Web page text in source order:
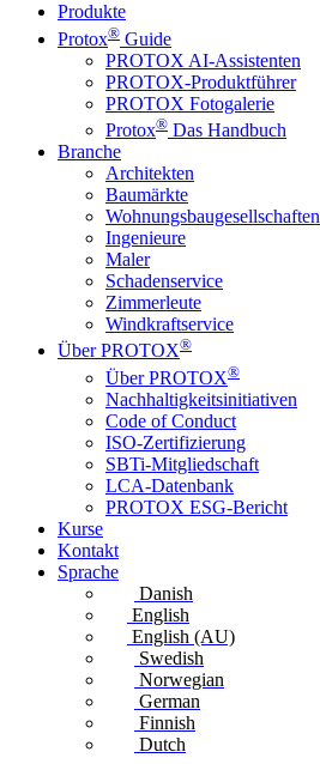
Produkte
Protox® Guide
PROTOX AI-Assistenten
PROTOX-Produktführer
PROTOX Fotogalerie
Protox® Das Handbuch
Branche
Architekten
Baumärkte
Wohnungsbaugesellschaften
Ingenieure
Maler
Schadenservice
Zimmerleute
Windkraftservice
Über PROTOX®
Über PROTOX®
Nachhaltigkeitsinitiativen
Code of Conduct
ISO-Zertifizierung
SBTi-Mitgliedschaft
LCA-Datenbank
PROTOX ESG-Bericht
Kurse
Kontakt
Sprache
Danish
English
English (AU)
Swedish
Norwegian
German
Finnish
Dutch